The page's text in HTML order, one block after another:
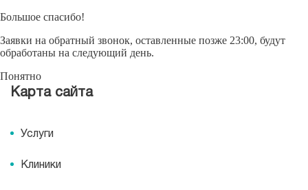
Большое спасибо!
Заявки на обратный звонок, оставленные позже 23:00, будут
обработаны на следующий день.
Понятно
Карта сайта
Услуги
Клиники